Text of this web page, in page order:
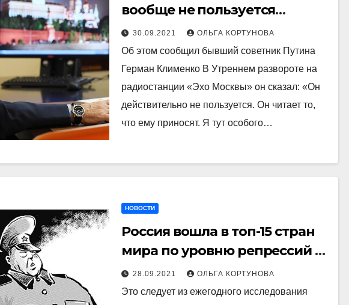
вообще не пользуется
интернетом
30.09.2021 ОЛЬГА КОРТУНОВА
Об этом сообщил бывший советник Путина
Герман Клименко В Утреннем развороте на
радиостанции «Эхо Москвы» он сказал: «Он
действительно не пользуется. Он читает то,
что ему приносят. Я тут особого…
НОВОСТИ
Россия вошла в топ-15 стран
мира по уровню репрессий в
отношении интернета
28.09.2021 ОЛЬГА КОРТУНОВА
Это следует из ежегодного исследования